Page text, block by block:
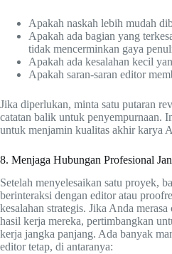
Apakah naskah lebih mudah
Apakah ada bagian yang
tidak mencerminkan gaya
Apakah ada kesalahan kecil
Apakah saran-saran editor
Jika diperlukan, minta satu putaran
catatan balik untuk penyempurnaan.
untuk menjamin kualitas akhir karya
8. Menjaga Hubungan Profesional
Setelah menyelesaikan satu proyek,
berinteraksi dengan editor atau
kesalahan strategis. Jika Anda
hasil kerja mereka, pertimbangkan
kerja jangka panjang. Ada banyak
editor tetap, di antaranya: